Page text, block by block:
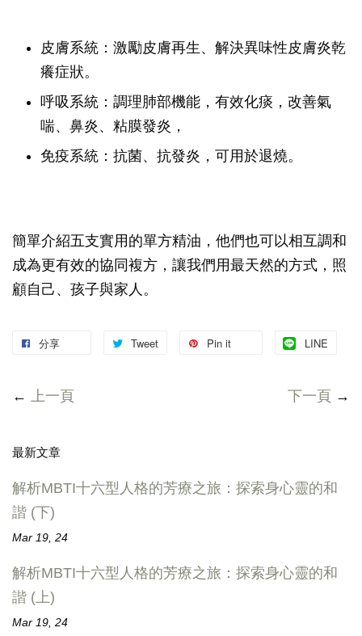
皮膚系統：激勵皮膚再生、解決異味性皮膚炎乾
癢症狀。
呼吸系統：調理肺部機能，有效化痰，改善氣
喘、鼻炎、粘膜發炎，
免疫系統：抗菌、抗發炎，可用於退燒。
簡單介紹五支實用的單方精油，他們也可以相互調和
成為更有效的協同複方，讓我們用最天然的方式，照
顧自己、孩子與家人。
分享 Tweet Pin it LINE
← 上一頁 下一頁 →
最新文章
解析MBTI十六型人格的芳療之旅：探索身心靈的和
諧 (下)
Mar 19, 24
解析MBTI十六型人格的芳療之旅：探索身心靈的和
諧 (上)
Mar 19, 24